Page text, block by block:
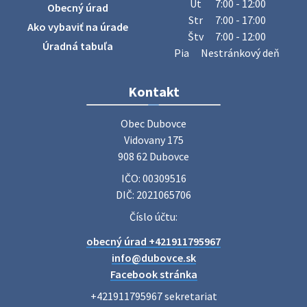
úradu budú od 8.00 hod. prechádzať obcou a zbierať
železný odpad …
27. júla 2026 06:31
Zájazd do Veľkého Medera
Základná organizácia Únie žien Slovenska Dubovce
srdečne pozýva svoje členky, ich rodinných príslušníkov aj
priateľov na jednodňový zájazd na termálne kúpalisko
Poradne komplexnej pomoci
diskrétne komplexné odborné poradenstvo. Tím
odborníkov Vám pomôžte nájsť riešenie v piatich kľúčových
oblastiach: právo rodina a v…
Obecný úrad
Ako vybaviť na úrade
Úradná tabuľa
Ut
7:00 - 12:00
Str
7:00 - 17:00
Štv
7:00 - 12:00
Pia
Nestránkový deň
Kontakt
Obec Dubovce
Vidovany 175
908 62 Dubovce
IČO: 00309516
DIČ: 2021065706
Číslo účtu:
obecný úrad +421911795967
info@dubovce.sk
Facebook stránka
+421911795967 sekretariat